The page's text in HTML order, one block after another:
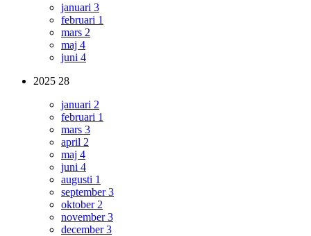
januari 3
februari 1
mars 2
maj 4
juni 4
2025 28
januari 2
februari 1
mars 3
april 2
maj 4
juni 4
augusti 1
september3
oktober 2
november3
december3